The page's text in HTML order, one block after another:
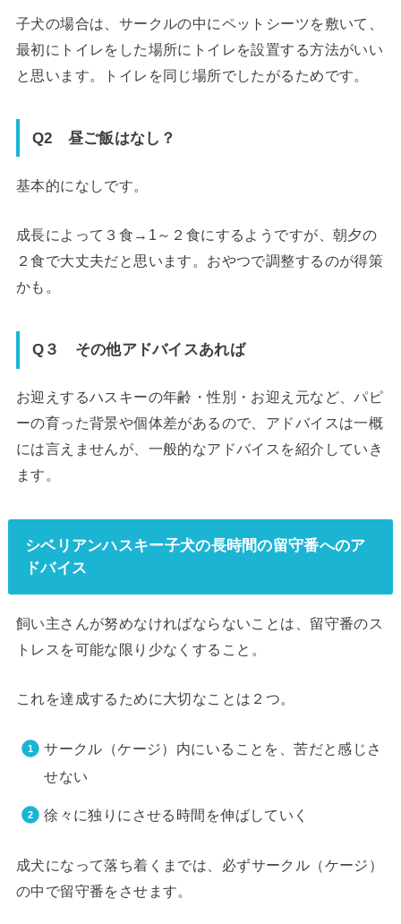
子犬の場合は、サークルの中にペットシーツを敷いて、
最初にトイレをした場所にトイレを設置する方法がいい
と思います。トイレを同じ場所でしたがるためです。
Q2 昼ご飯はなし？
基本的になしです。
成長によって３食→1～２食にするようですが、朝夕の
２食で大丈夫だと思います。おやつで調整するのが得策
かも。
Q３ その他アドバイスあれば
お迎えするハスキーの年齢・性別・お迎え元など、パピ
ーの育った背景や個体差があるので、アドバイスは一概
には言えませんが、一般的なアドバイスを紹介していき
ます。
シベリアンハスキー子犬の長時間の留守番へのア
ドバイス
飼い主さんが努めなければならないことは、 留守番のス
トレスを可能な限り少なくする こと。
これを達成するために大切なことは２つ。
サークル（ケージ）内にいることを、苦だと感じさ
せない
徐々に独りにさせる時間を伸ばしていく
成犬になって落ち着くまでは、 必ずサークル（ケージ）
の中で留守番をさせます。